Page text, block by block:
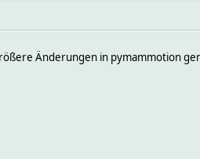
Änderungen in pymammotion